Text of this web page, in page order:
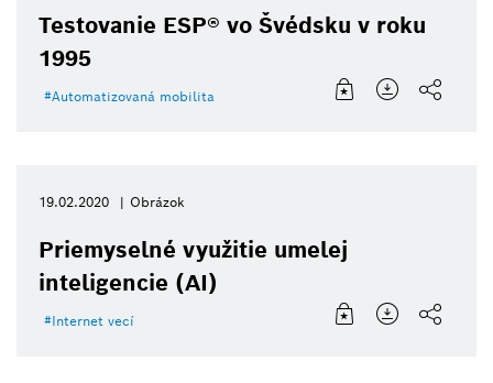
Testovanie ESP® vo Švédsku v roku
1995
Automatizovaná mobilita
19.02.2020 Obrázok
Priemyselné využitie umelej
inteligencie (AI)
Internet vecí